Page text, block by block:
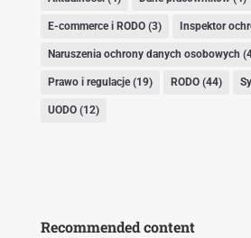
E-commerce i RODO(3) Inspektor
Naruszenia ochrony danych osobowych
Prawo i regulacje(19) RODO(44)
UODO(12)
Recommended content